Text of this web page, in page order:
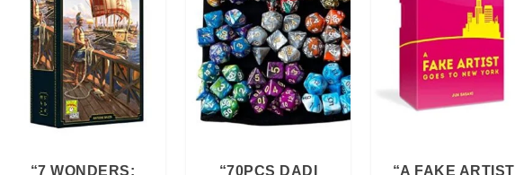
“7 WONDERS:
“70PCS DADI
“A FAKE ARTIST